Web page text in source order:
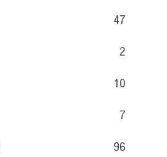
47
2
10
7
96